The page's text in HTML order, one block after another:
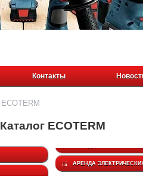
Контакты
ECOTERM
Каталог ECOTERM
АРЕНДА